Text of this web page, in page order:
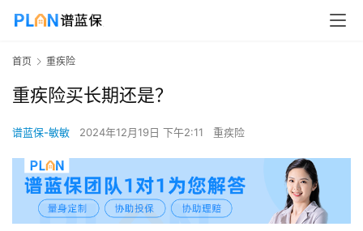
首页 重疾险
重疾险买长期还是？
谱蓝保-敏敏 2024年12月19日 下午2:11 重疾险